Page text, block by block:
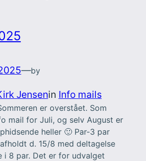
—by
Jensenin Info mails
er overstået. Som
mail for Juli, og selv August er
heller 🙂 Par-3 par
d. 15/8 med deltagelse
i 8 par. Det er for udvalget